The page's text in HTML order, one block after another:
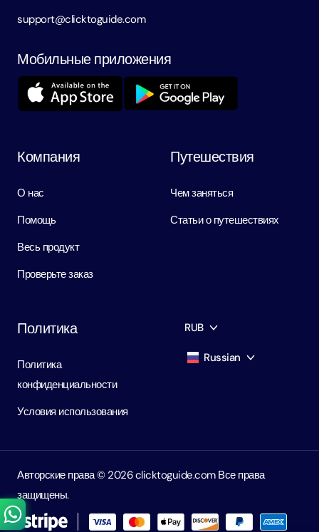
support@clicktoguide.com
Мобильные приложения
Компания
О нас
Помощь
Весь продукт
Проверьте заказ
Путешествия
Чем заняться
Статьи о путешествиях
Политика
Политика
конфиденциальности
Условия использования
RUB
Russian
Авторские права ©️ 2026 clicktoguide.com Все права
защищены.